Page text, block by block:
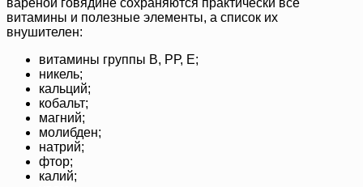
вареной говядине сохраняются практически все
витамины и полезные элементы, а список их
внушителен:
витамины группы В, РР, Е;
никель;
кальций;
кобальт;
магний;
молибден;
натрий;
фтор;
калий;